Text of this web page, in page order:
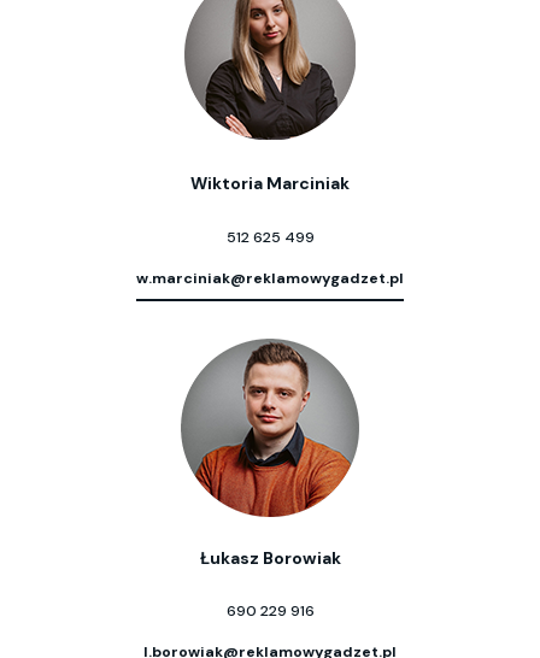
Wiktoria Marciniak
512 625 499
w.marciniak@reklamowygadzet.pl
Łukasz Borowiak
690 229 916
l.borowiak@reklamowygadzet.pl